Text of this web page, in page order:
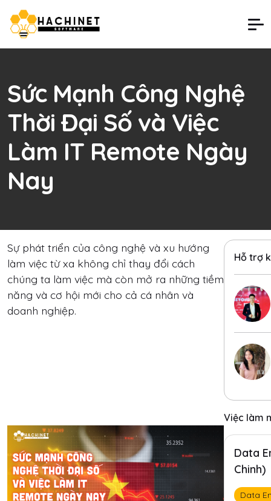
Sức Mạnh Công Nghệ
Thời Đại Số và Việc
Làm IT Remote Ngày
Nay
Sự phát triển của công nghệ và xu hướng
làm việc từ xa không chỉ thay đổi cách
chúng ta làm việc mà còn mở ra những tiềm
năng và cơ hội mới cho cả cá nhân và
doanh nghiệp.
Hỗ trợ
Việc làm
Data
Chinh)
Data